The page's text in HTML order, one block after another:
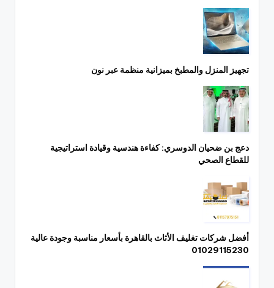
تجهيز المنزل والمطبخ بميزانية منظمة عبر نون
دعج بن ضحيان الدوسري: كفاءة هندسية وقيادة استراتيجية
للقطاع الصحي
أفضل شركات تغليف الأثاث بالقاهرة بأسعار مناسبة وجودة عالية
01029115230